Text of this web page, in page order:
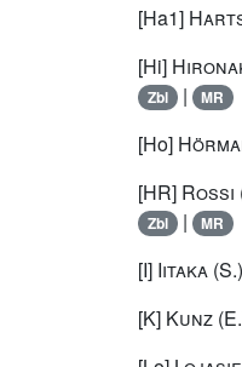
[Ha1]
[Hi]
Zbl | MR
[Ho]
[HR] Rossi
Zbl | MR
[I] Iitaka (S.)
[K] Kunz